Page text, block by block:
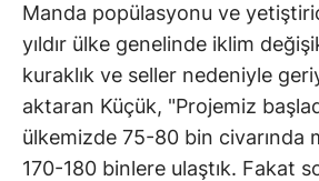
Manda popülasyonu ve
yıldır ülke genelinde iklim
kuraklık ve seller nedeniyle
aktaran Küçük, "Projemiz
ülkemizde 75-80 bin civarında
170-180 binlere ulaştık. Fakat